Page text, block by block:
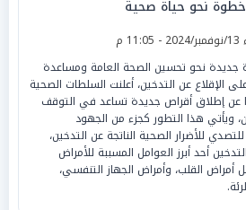
خطوة نحو حياة صحية
م
نحو تحسين الصحة العامة ومساعدة
الإقلاع عن التدخين، أعلنت السلطات الصحية
عن إطلاق أقراص جديدة تساعد في التوقف
ويأتي هذا التطور كجزء من الجهود
للأضرار الصحية الناتجة عن التدخين،
أحد أبرز العوامل المسببة للأمراض
أمراض القلب، وأمراض الجهاز التنفسي،